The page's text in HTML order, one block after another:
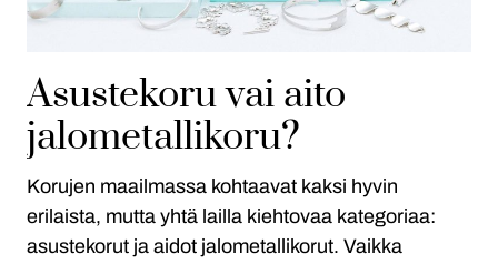
Asustekoru vai aito
jalometallikoru?
Korujen maailmassa kohtaavat kaksi hyvin
erilaista, mutta yhtä lailla kiehtovaa kategoriaa:
asustekorut ja aidot jalometallikorut. Vaikka